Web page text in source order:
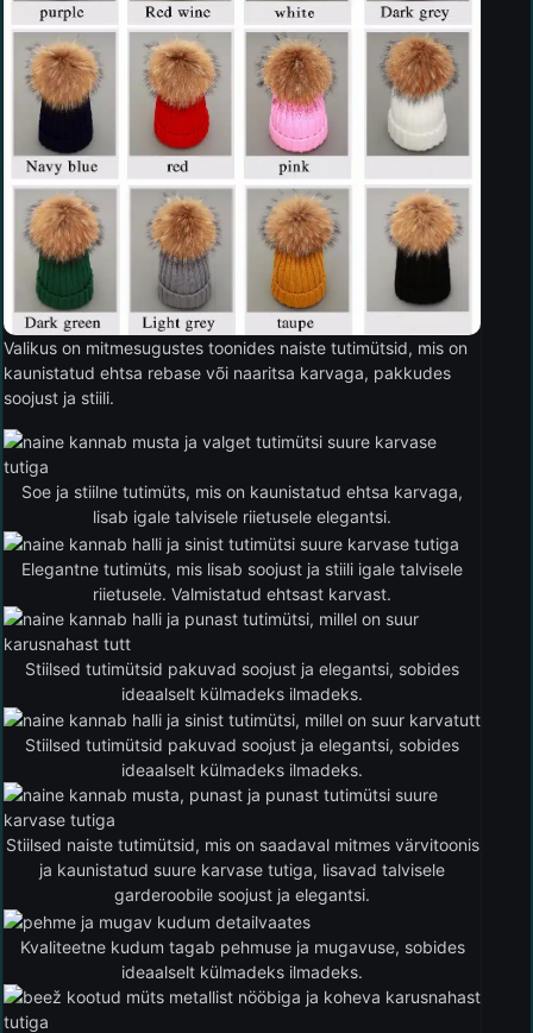
Valikus on mitmesugustes toonides naiste tutimütsid, mis on
kaunistatud ehtsa rebase või naaritsa karvaga, pakkudes
soojust ja stiili.
Soe ja stiilne tutimüts, mis on kaunistatud ehtsa karvaga,
lisab igale talvisele riietusele elegantsi.
Elegantne tutimüts, mis lisab soojust ja stiili igale talvisele
riietusele. Valmistatud ehtsast karvast.
Stiilsed tutimütsid pakuvad soojust ja elegantsi, sobides
ideaalselt külmadeks ilmadeks.
Stiilsed tutimütsid pakuvad soojust ja elegantsi, sobides
ideaalselt külmadeks ilmadeks.
Stiilsed naiste tutimütsid, mis on saadaval mitmes värvitoonis
ja kaunistatud suure karvase tutiga, lisavad talvisele
garderoobile soojust ja elegantsi.
Kvaliteetne kudum tagab pehmuse ja mugavuse, sobides
ideaalselt külmadeks ilmadeks.